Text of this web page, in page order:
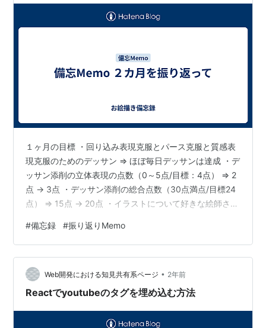
１ヶ月の目標 ・回り込み表現克服とパース克服と質感表
現克服のためのデッサン ⇒ ほぼ毎日デッサンは達成 ・デ
ッサン添削の立体表現の点数（0～5点/目標：4点） ⇒ 2
点 → 3点 ・デッサン添削の総合点数（30点満点/目標24
点） ⇒ 15点 → 20点 ・イラストについて好きな絵師さん
えなかった 結果 デッサンは成長したけど、イラストにつ
いては足踏み状態で全体的に統一感がないバランスが悪
い色塗りについてはたまに写真模写をやった程度 今後の
目標 １．かかげクエストゴブルスの課題３の合格 ⇒ 回り
込み表現の克服と立体質感表現 ２．デッサン添削…
#備忘録 #振り返りMemo
Web開発における知見共有系ページ • 2年前
Reactでyoutubeのタグを埋め込む方法